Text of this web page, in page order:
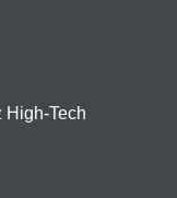
High-Tech